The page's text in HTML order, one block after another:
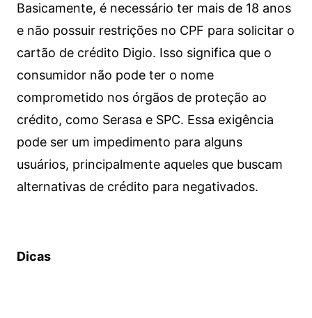
Basicamente, é necessário ter mais de 18 anos
e não possuir restrições no CPF para solicitar o
cartão de crédito Digio. Isso significa que o
consumidor não pode ter o nome
comprometido nos órgãos de proteção ao
crédito, como Serasa e SPC. Essa exigência
pode ser um impedimento para alguns
usuários, principalmente aqueles que buscam
alternativas de crédito para negativados.
Dicas